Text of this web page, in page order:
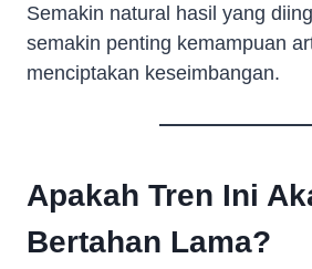
Semakin natural hasil yang
semakin penting kemampuan
menciptakan keseimbangan.
Apakah Tren Ini
Bertahan Lama?